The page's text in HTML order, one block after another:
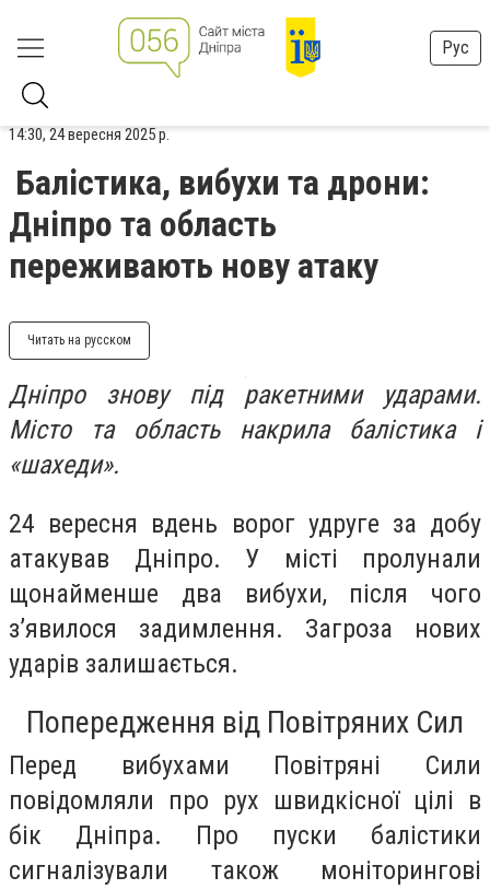
Рус
14:30, 24 вересня 2025 р.
Балістика, вибухи та дрони:
Дніпро та область
переживають нову атаку
Читать на русском
Дніпро знову під ракетними ударами.
Місто та область накрила балістика і
«шахеди».
24 вересня вдень ворог удруге за добу
атакував Дніпро. У місті пролунали
щонайменше два вибухи, після чого
з’явилося задимлення. Загроза нових
ударів залишається.
Попередження від Повітряних Сил
Перед вибухами Повітряні Сили
повідомляли про рух швидкісної цілі в
бік Дніпра. Про пуски балістики
сигналізували також моніторингові